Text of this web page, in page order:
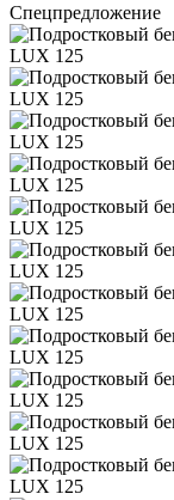
Спецпредложение